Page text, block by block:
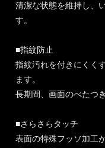
清潔な状態を維持し、
す。
■指紋防止
指紋汚れを付きにくく
ます。
長期間、画面のべたつ
■さらさらタッチ
表面の特殊フッソ加工